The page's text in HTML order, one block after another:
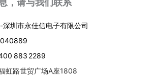
，请与我们联系
圳市永佳信电子有限公司
883 2289
虹路世贸广场A座1808